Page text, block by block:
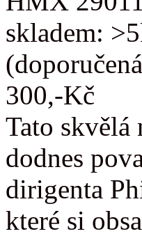
skladem:
300,-Kč
Tato skvělá
dodnes
dirigenta
které si